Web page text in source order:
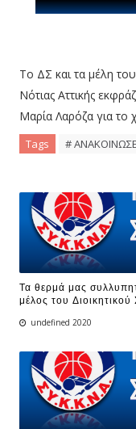
Το ΔΣ και τα μέλη
Νότιας Αττικής
Μαρία Λαρόζα για το
Tags #
Τα θερμά μας
μέλος του
undefined 2020